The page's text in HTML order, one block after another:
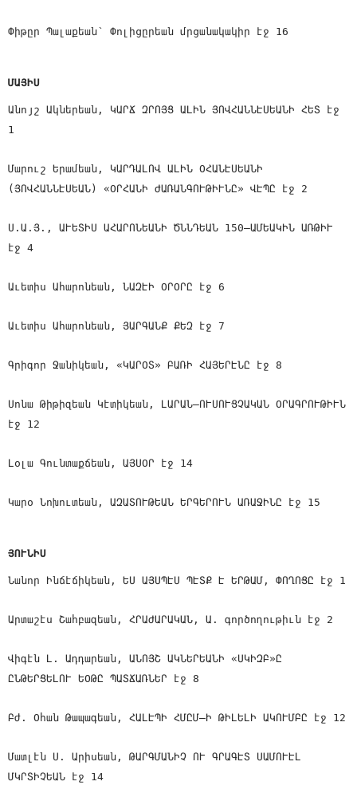
Փիթըր Պալաքեան՝ Փոլիցըրեան մրցանակակիր էջ 16
ՄԱՅԻՍ
Անոյշ Ակներեան, ԿԱՐՃ ԶՐՈՅՑ ԱԼԻՆ ՅՈՎՀԱՆՆԷՍԵԱՆԻ ՀԵՏ էջ
1
Մարուշ Երամեան, ԿԱՐԴԱԼՈՎ ԱԼԻՆ ՕՀԱՆԷՍԵԱՆԻ
(ՅՈՎՀԱՆՆԷՍԵԱՆ) «ՕՐՀԱՆԻ ԺԱՌԱՆԳՈՒԹԻՒՆԸ» ՎԷՊԸ էջ 2
Ս.Ա.Յ., ԱՒԵՏԻՍ ԱՀԱՐՈՆԵԱՆԻ ԾՆՆԴԵԱՆ 150—ԱՄԵԱԿԻՆ ԱՌԹԻՒ
էջ 4
Աւետիս Ահարոնեան, ՆԱԶԷԻ ՕՐՕՐԸ էջ 6
Աւետիս Ահարոնեան, ՅԱՐԳԱՆՔ ՔԵԶ էջ 7
Գրիգոր Ջանիկեան, «ԿԱՐՕՏ» ԲԱՌԻ ՀԱՅԵՐԷՆԸ էջ 8
Սոնա Թիթիզեան Կէտիկեան, ԼԱՐԱՆ—ՈՒՍՈՒՑՉԱԿԱՆ ՕՐԱԳՐՈՒԹԻՒՆ
էջ 12
Լօլա Գունտաքճեան, ԱՅՍՕՐ էջ 14
Կարօ Նոխուտեան, ԱԶԱՏՈՒԹԵԱՆ ԵՐԳԵՐՈՒՆ ԱՌԱՋԻՆԸ էջ 15
ՅՈՒՆԻՍ
Նանոր Ինճէճիկեան, ԵՍ ԱՅՍՊԷՍ ՊԷՏՔ Է ԵՐԹԱՄ, ՓՈՂՈՑԸ էջ 1
Արտաշէս Շահբազեան, ՀՐԱԺԱՐԱԿԱՆ, Ա. գործողութիւն էջ 2
Վիգէն Լ. Ադդարեան, ԱՆՈՅՇ ԱԿՆԵՐԵԱՆԻ «ՍԿԻԶԲ»Ը
ԸՆԹԵՐՑԵԼՈՒ ԵՕԹԸ ՊԱՏՃԱՌՆԵՐ էջ 8
Բժ. Օհան Թապագեան, ՀԱԼԷՊԻ ՀՄԸՄ—Ի ԹԻԼԵԼԻ ԱԿՈՒՄԲԸ էջ 12
Մատլէն Ս. Արիսեան, ԹԱՐԳՄԱՆԻՉ ՈՒ ԳՐԱԳԷՏ ՍԱՄՈՒԷԼ
ՄԿՐՏԻՉԵԱՆ էջ 14